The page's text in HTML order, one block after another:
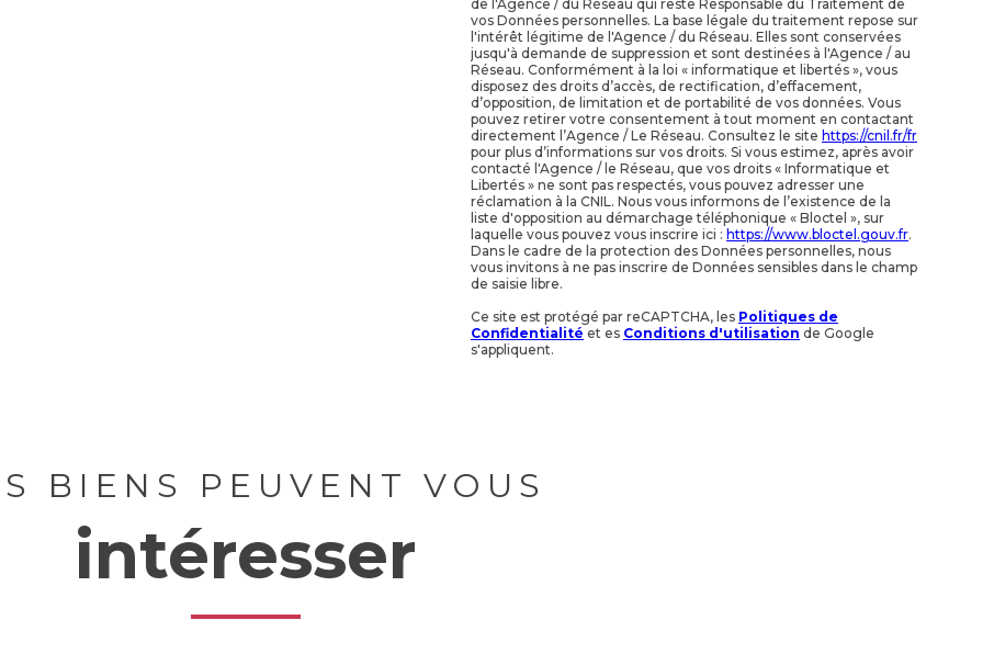
de l'Agence / du Réseau qui reste Responsable du Traitement de
vos Données personnelles. La base légale du traitement repose sur
l'intérêt légitime de l'Agence / du Réseau. Elles sont conservées
jusqu'à demande de suppression et sont destinées à l'Agence / au
Réseau. Conformément à la loi « informatique et libertés », vous
disposez des droits d’accès, de rectification, d’effacement,
d’opposition, de limitation et de portabilité de vos données. Vous
pouvez retirer votre consentement à tout moment en contactant
directement l’Agence / Le Réseau. Consultez le site https://cnil.fr/fr
pour plus d’informations sur vos droits. Si vous estimez, après avoir
contacté l'Agence / le Réseau, que vos droits « Informatique et
Libertés » ne sont pas respectés, vous pouvez adresser une
réclamation à la CNIL. Nous vous informons de l’existence de la
liste d'opposition au démarchage téléphonique « Bloctel », sur
laquelle vous pouvez vous inscrire ici : https://www.bloctel.gouv.fr.
Dans le cadre de la protection des Données personnelles, nous
vous invitons à ne pas inscrire de Données sensibles dans le champ
de saisie libre.
Ce site est protégé par reCAPTCHA, les Politiques de
Confidentialité et es Conditions d'utilisation de Google
s'appliquent.
BIENS PEUVENT VOUS
intéresser